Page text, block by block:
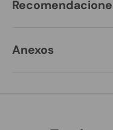
Anexos